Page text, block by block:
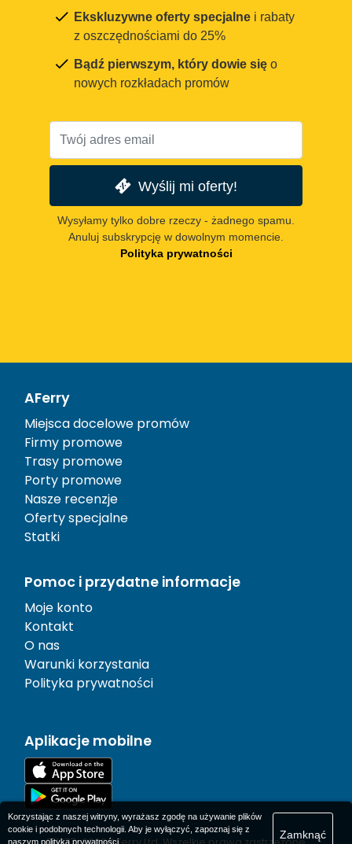
Ekskluzywne oferty specjalne i rabaty
z oszczędnościami do 25%
Bądź pierwszym, który dowie się o
nowych rozkładach promów
Wyślij mi oferty!
Wysyłamy tylko dobre rzeczy - żadnego spamu.
Anuluj subskrypcję w dowolnym momencie.
Polityka prywatności
AFerry
Miejsca docelowe promów
Firmy promowe
Trasy promowe
Porty promowe
Nasze recenzje
Oferty specjalne
Statki
Pomoc i przydatne informacje
Moje konto
Kontakt
O nas
Warunki korzystania
Polityka prywatności
Aplikacje mobilne
Korzystając z naszej witryny, wyrażasz zgodę na używanie plików
cookie i podobnych technologii. Aby je wyłączyć, zapoznaj się z
naszym polityka prywatności.
Zamknąć